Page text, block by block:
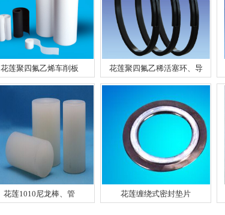
花莲聚四氟乙烯车削板 花莲聚四氟乙稀活塞环、导
花莲1010尼龙棒、管 花莲缠绕式密封垫片